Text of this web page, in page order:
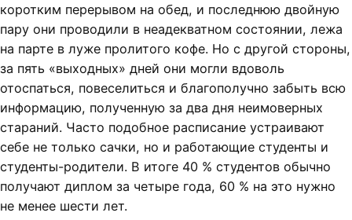
коротким перерывом на обед, и последнюю двойную
пару они проводили в неадекватном состоянии, лежа
на парте в луже пролитого кофе. Но с другой стороны,
за пять «выходных» дней они могли вдоволь
отоспаться, повеселиться и благополучно забыть всю
информацию, полученную за два дня неимоверных
стараний. Часто подобное расписание устраивают
себе не только сачки, но и работающие студенты и
студенты-родители. В итоге 40 % студентов обычно
получают диплом за четыре года, 60 % на это нужно
не менее шести лет.